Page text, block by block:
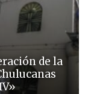
de la